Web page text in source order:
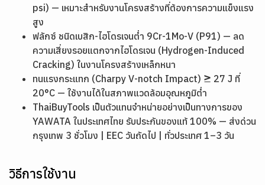
psi) — เหมาะสำหรับงานโครงสร้างที่ต้องการความแข็งแรง
สูง
ฟลักซ์ ชนิดเบสิก-ไฮโดรเจนต่ำ 9Cr-1Mo-V (P91) — ลด
ความเสี่ยงรอยแตกจากไฮโดรเจน (Hydrogen-Induced
Cracking) ในงานโครงสร้างเหล็กหนา
ทนแรงกระแทก (Charpy V-notch Impact) ≥ 27 J ที่
20°C — ใช้งานได้ในสภาพแวดล้อมอุณหภูมิต่ำ
ThaiBuyTools เป็นตัวแทนจำหน่ายอย่างเป็นทางการของ
YAWATA ในประเทศไทย รับประกันของแท้ 100% — ส่งด่วน
กรุงเทพ 3 ชั่วโมง | EEC วันถัดไป | ทั่วประเทศ 1–3 วัน
วิธีการใช้งาน